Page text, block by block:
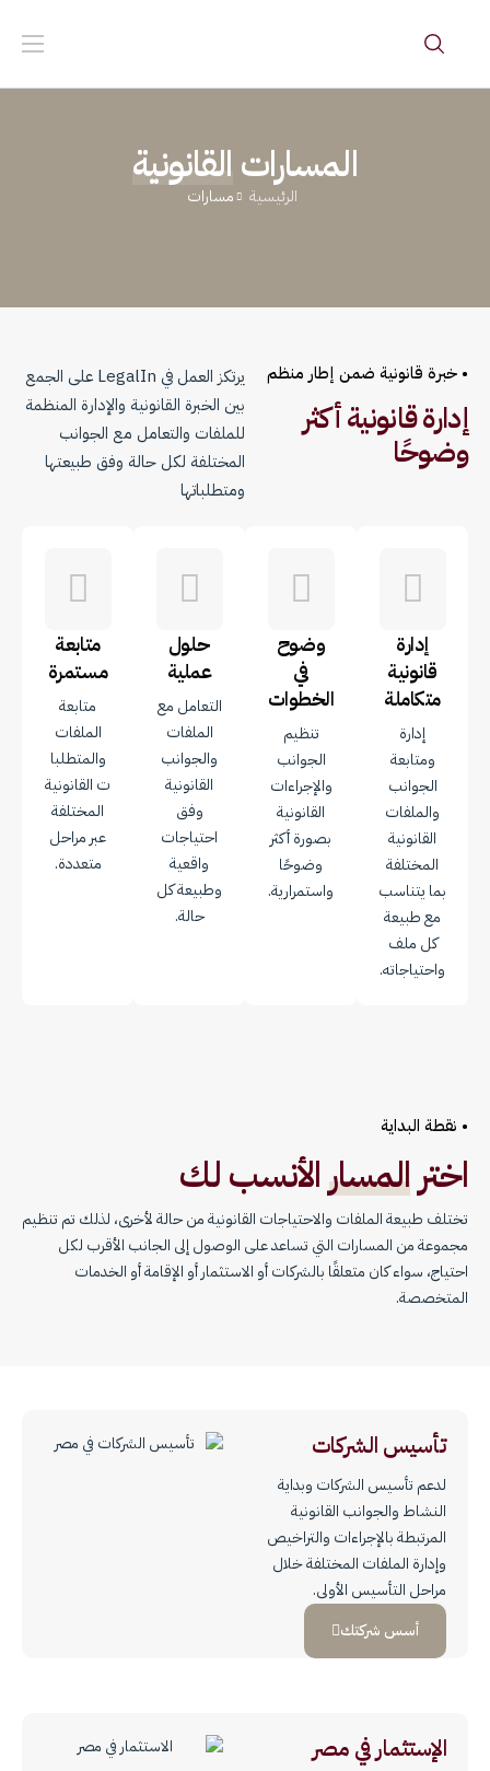
المسارات القانونية
الرئيسية مسارات
• خبرة قانونية ضمن إطار منظم
إدارة قانونية أكثر
وضوحًا
يرتكز العمل في LegalIn على الجمع
بين الخبرة القانونية والإدارة المنظمة
للملفات والتعامل مع الجوانب
المختلفة لكل حالة وفق طبيعتها
ومتطلباتها
إدارة
قانونية
متكاملة
إدارة
ومتابعة
الجوانب
والملفات
القانونية
المختلفة
بما يتناسب
مع طبيعة
كل ملف
واحتياجاته.
وضوح
في
الخطوات
تنظيم
الجوانب
والإجراءات
القانونية
بصورة أكثر
وضوحًا
واستمرارية.
حلول
عملية
التعامل مع
الملفات
والجوانب
القانونية
وفق
احتياجات
واقعية
وطبيعة كل
حالة.
متابعة
مستمرة
متابعة
الملفات
والمتطلبا
ت القانونية
المختلفة
عبر مراحل
متعددة.
• نقطة البداية
اختر المسارالأنسب لك
تختلف طبيعة الملفات والاحتياجات القانونية من حالة لأخرى، لذلك تم تنظيم
مجموعة من المسارات التي تساعد على الوصول إلى الجانب الأقرب لكل
احتياج، سواء كان متعلقًا بالشركات أو الاستثمار أو الإقامة أو الخدمات
المتخصصة.
تأسيس الشركات
لدعم تأسيس الشركات وبداية
النشاط والجوانب القانونية
المرتبطة بالإجراءات والتراخيص
وإدارة الملفات المختلفة خلال
مراحل التأسيس الأولى.
أسس شركتك
الإستثمار في مصر